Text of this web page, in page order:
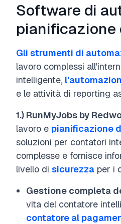
Software di
pianificazione
Gli strumenti di
lavoro complessi
intelligente,
e le attività di reporting
1.) RunMyJobs by
lavoro e pianificazione
soluzioni per contatori
complesse e fornisce
livello di sicurezza per i
Gestione completa
vita del contatore
contatore al